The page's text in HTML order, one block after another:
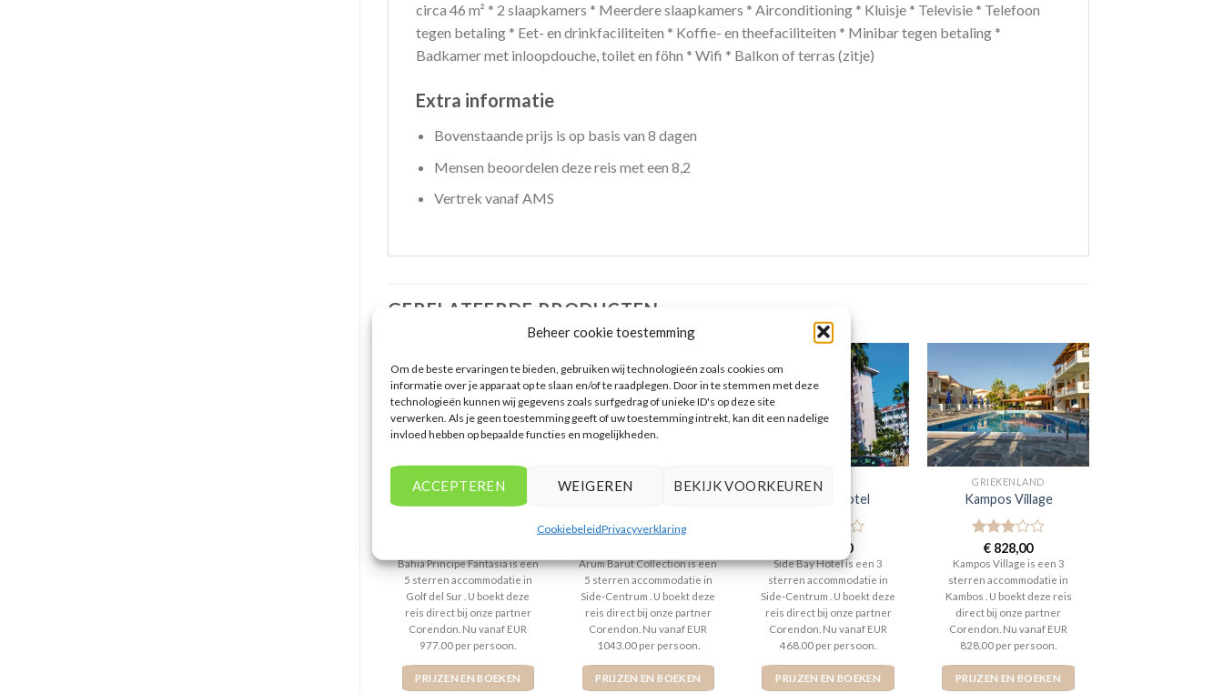
Beheer cookie toestemming
Om de beste ervaringen te bieden, gebruiken wij technologieën zoals cookies om
informatie over je apparaat op te slaan en/of te raadplegen. Door in te stemmen met deze
technologieën kunnen wij gegevens zoals surfgedrag of unieke ID's op deze site
verwerken. Als je geen toestemming geeft of uw toestemming intrekt, kan dit een nadelige
invloed hebben op bepaalde functies en mogelijkheden.
ACCEPTEREN WEIGEREN BEKIJK VOORKEUREN
CookiebeleidPrivacyverklaring
circa 46 m² * 2 slaapkamers * Meerdere slaapkamers * Airconditioning * Kluisje * Televisie * Telefoon
tegen betaling * Eet- en drinkfaciliteiten * Koffie- en theefaciliteiten * Minibar tegen betaling *
Badkamer met inloopdouche, toilet en föhn * Wifi * Balkon of terras (zitje)
Extra informatie
Bovenstaande prijs is op basis van 8 dagen
Mensen beoordelen deze reis met een 8,2
Vertrek vanaf AMS
GERELATEERDE PRODUCTEN
SPANJE
5uit 5
Bahia Principe Fantasia is een
5 sterren accommodatie in
Golf del Sur . U boekt deze
reis direct bij onze partner
Corendon. Nu vanaf EUR
977.00 per persoon.
PRIJZEN EN BOEKEN
5uit 5
Arum Barut Collection is een
5 sterren accommodatie in
Side-Centrum . U boekt deze
reis direct bij onze partner
Corendon. Nu vanaf EUR
1043.00 per persoon.
PRIJZEN EN BOEKEN
SIDE
Side Bay Hotel
Gewaardeerd
3uit 5
468,00
Side Bay Hotel is een 3
sterren accommodatie in
Side-Centrum . U boekt deze
reis direct bij onze partner
Corendon. Nu vanaf EUR
468.00 per persoon.
PRIJZEN EN BOEKEN
GRIEKENLAND
Kampos Village
Gewaardeerd
3uit 5
€ 828,00
Kampos Village is een 3
sterren accommodatie in
Kambos . U boekt deze reis
direct bij onze partner
Corendon. Nu vanaf EUR
828.00 per persoon.
PRIJZEN EN BOEKEN